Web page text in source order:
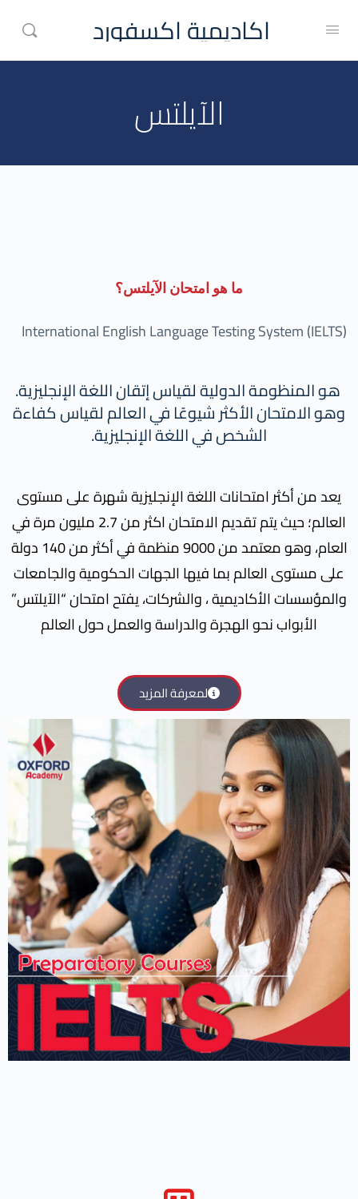
اكاديمية اكسفورد
الآيلتس
ما هو امتحان الآيلتس؟
International English Language Testing System (IELTS)
هو المنظومة الدولية لقياس إتقان اللغة الإنجليزية.
وهو الامتحان الأكثر شيوعًا في العالم لقياس كفاءة
الشخص في اللغة الإنجليزية.
يعد من أكثر امتحانات اللغة الإنجليزية شهرة على مستوى
العالم؛ حيث يتم تقديم الامتحان اكثر من 2.7 مليون مرة في
العام، وهو معتمد من 9000 منظمة في أكثر من 140 دولة
على مستوى العالم بما فيها الجهات الحكومية والجامعات
والمؤسسات الأكاديمية ، والشركات، يفتح امتحان “الآيلتس”
الأبواب نحو الهجرة والدراسة والعمل حول العالم
لمعرفة المزيد